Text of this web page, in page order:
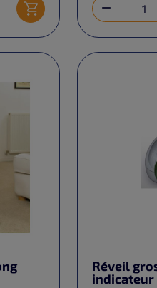
Ajouter au panier

Réveil